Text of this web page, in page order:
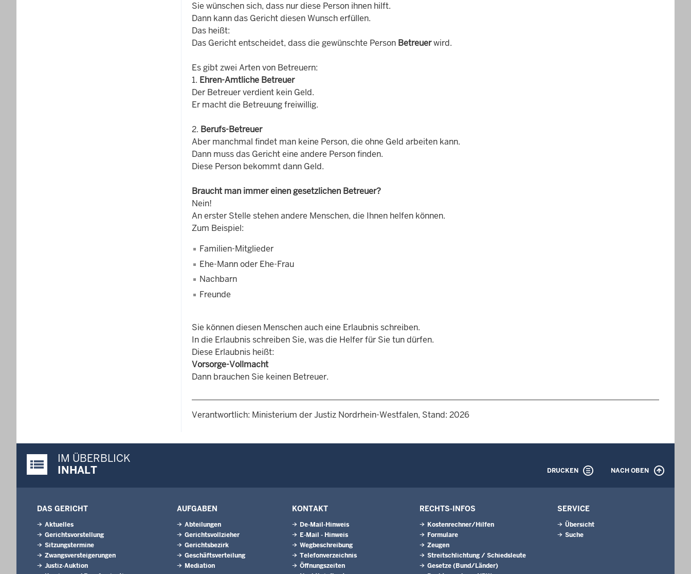
Sie wünschen sich, dass nur diese Person ihnen hilft.
Dann kann das Gericht diesen Wunsch erfüllen.
Das heißt:
Das Gericht entscheidet, dass die gewünschte Person Betreuerwird.
Es gibt zwei Arten von Betreuern:
1. Ehren-Amtliche Betreuer
Der Betreuer verdient kein Geld.
Er macht die Betreuung freiwillig.
2. Berufs-Betreuer
Aber manchmal findet man keine Person, die ohne Geld arbeiten kann.
Dann muss das Gericht eine andere Person finden.
Diese Person bekommt dann Geld.
Braucht man immer einen gesetzlichen Betreuer?
Nein!
An erster Stelle stehen andere Menschen, die Ihnen helfen können.
Zum Beispiel:
Familien-Mitglieder
Ehe-Mann oder Ehe-Frau
Nachbarn
Freunde
Sie können diesen Menschen auch eine Erlaubnis schreiben.
In die Erlaubnis schreiben Sie, was die Helfer für Sie tun dürfen.
Diese Erlaubnis heißt:
Vorsorge-Vollmacht
Dann brauchen Sie keinen Betreuer.
Verantwortlich: Ministerium der Justiz Nordrhein-Westfalen, Stand: 2026
Justiz-Portal im Überblick:
IM ÜBERBLICK
INHALT
DRUCKEN NACH OBEN
DAS GERICHT
Aktuelles
Gerichtsvorstellung
Sitzungstermine
Zwangsversteigerungen
Justiz-Auktion
AUFGABEN
Abteilungen
Gerichtsvollzieher
Gerichtsbezirk
Geschäftsverteilung
Mediation
KONTAKT
De-Mail-Hinweis
E-Mail - Hinweis
Wegbeschreibung
Telefonverzeichnis
Öffnungszeiten
RECHTS-INFOS
Kostenrechner/Hilfen
Formulare
Zeugen
Streitschlichtung / Schiedsleute
Gesetze (Bund/Länder)
SERVICE
Übersicht
Suche